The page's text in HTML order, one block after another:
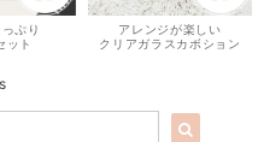
ぷり
ット
アレンジが楽しい
クリアガラスカボション